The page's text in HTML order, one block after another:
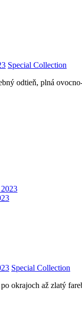
Special Collection
odtieň, plná
Special Collection
okrajoch až zlatý